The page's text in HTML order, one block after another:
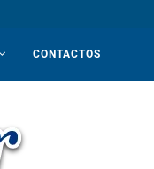
CONTACTOS